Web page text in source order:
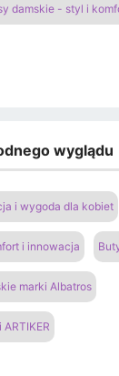
damskie - styl i
wyglądu
i wygoda dla kobiet
i innowacja
marki Albatros